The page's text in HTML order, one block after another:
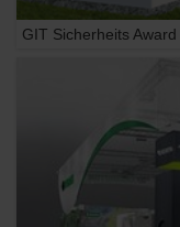
GIT Sicherheits